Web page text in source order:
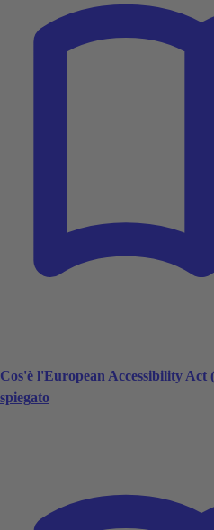
Cos'è l'European Accessibility Act
spiegato